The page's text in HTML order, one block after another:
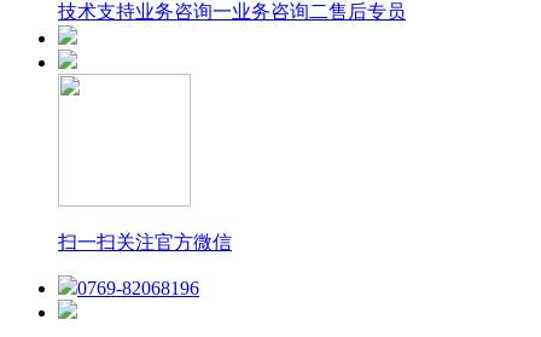
技术支持业务咨询一业务咨询二售后专员
扫一扫关注官方微信
0769-82068196